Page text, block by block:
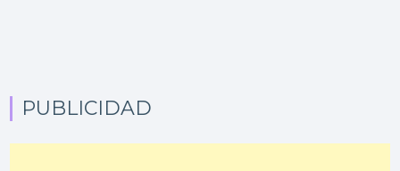
PUBLICIDAD